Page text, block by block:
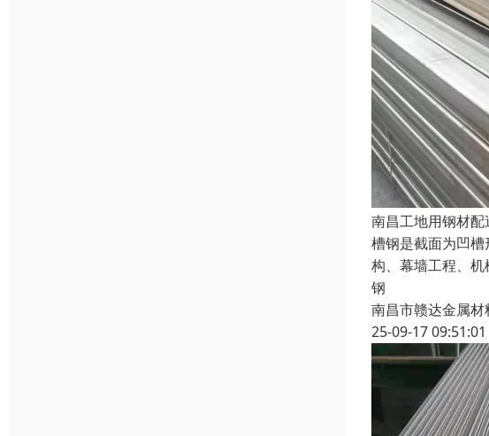
南昌工地用钢材
槽钢是截面为凹
构、幕墙工程、
钢
南昌市赣达金属材
25-09-17 09:51:01